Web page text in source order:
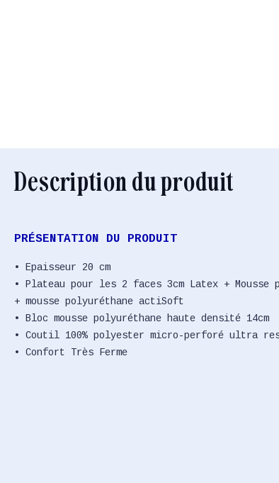
Description du produit
PRÉSENTATION DU PRODUIT
• Epaisseur 20 cm
• Plateau pour les 2 faces 3cm Latex + Mousse
+ mousse polyuréthane actiSoft
• Bloc mousse polyuréthane haute densité 14cm
• Coutil 100% polyester micro-perforé ultra
• Confort Très Ferme